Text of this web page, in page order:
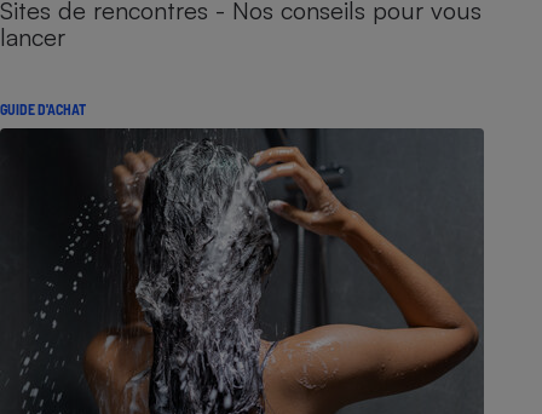
Sites de rencontres - Nos conseils pour vous
lancer
GUIDE D'ACHAT